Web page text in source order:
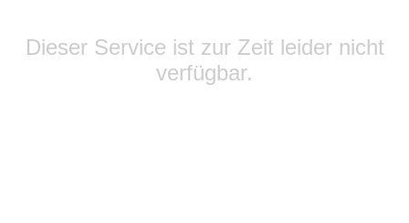
Dieser Service ist zur Zeit leider nicht
verfügbar.